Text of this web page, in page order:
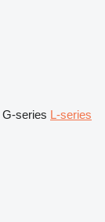
G-series L-series